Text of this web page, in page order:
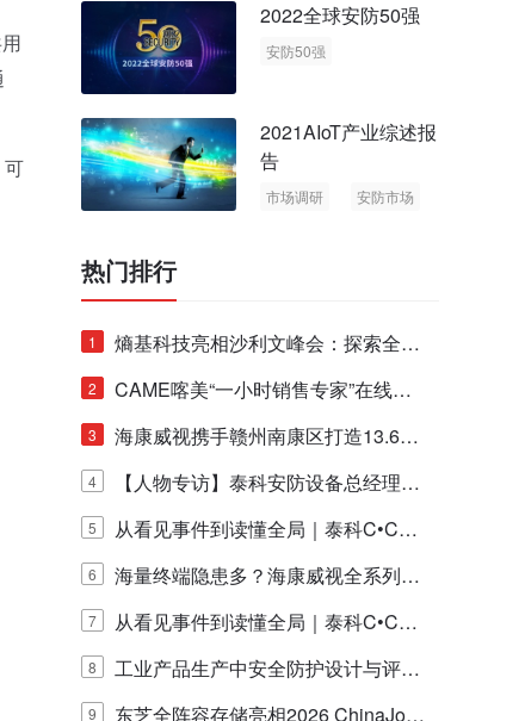
2022全球安防50强
安防50强
2021AIoT产业综述报
告
市场调研
安防市场
热门排行
1
熵基科技亮相沙利文峰会：探索全栈
脑机技术商业化生态新路径
2
CAME喀美“一小时销售专家”在线赋
能培训正式启动！
3
海康威视携手赣州南康区打造13.6公
里绿波网
4
【人物专访】泰科安防设备总经理张
宁解码安防出海新范式
5
从看见事件到读懂全局｜泰科C•CUR
E IQ 3.20开启安防运营智能新时代
6
海量终端隐患多？海康威视全系列物
联安全产品，四层守护更放心！
7
从看见事件到读懂全局｜泰科C•CUR
E IQ 3.20开启安防运营智能新时代
8
工业产品生产中安全防护设计与评估
的实践与探讨
9
东芝全阵容存储亮相2026 ChinaJo